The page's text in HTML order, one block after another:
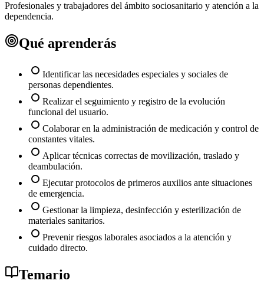
Profesionales y trabajadores del ámbito sociosanitario y atención a la
dependencia.
Qué aprenderás
Identificar las necesidades especiales y sociales de
personas dependientes.
Realizar el seguimiento y registro de la evolución
funcional del usuario.
Colaborar en la administración de medicación y control de
constantes vitales.
Aplicar técnicas correctas de movilización, traslado y
deambulación.
Ejecutar protocolos de primeros auxilios ante situaciones
de emergencia.
Gestionar la limpieza, desinfección y esterilización de
materiales sanitarios.
Prevenir riesgos laborales asociados a la atención y
cuidado directo.
Temario